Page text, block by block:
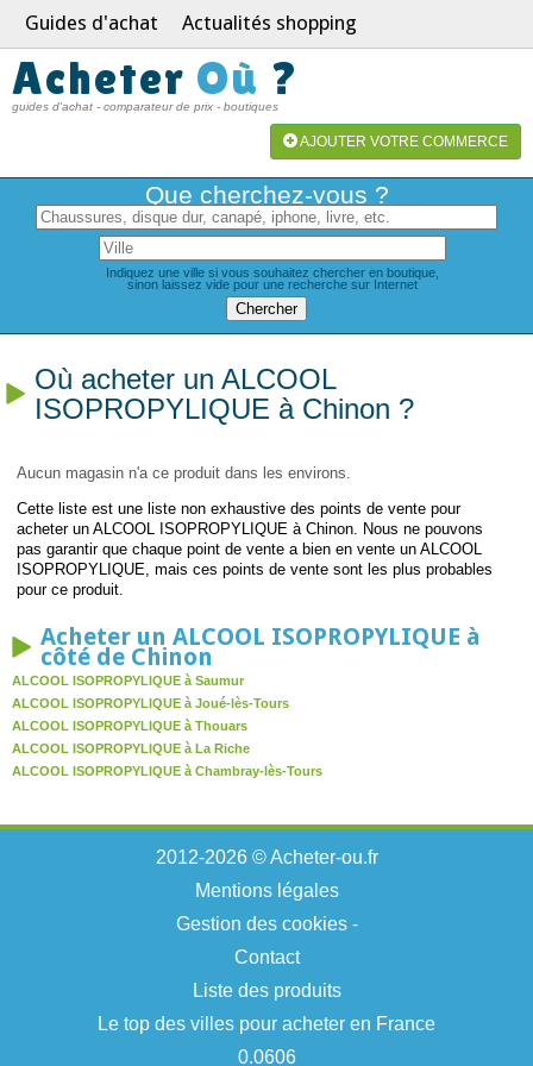
Guides d'achat Actualités shopping
Acheter Où ?
guides d'achat - comparateur de prix - boutiques
AJOUTER VOTRE COMMERCE
Que cherchez-vous ?
Indiquez une ville si vous souhaitez chercher en boutique,
sinon laissez vide pour une recherche sur Internet
Où acheter un ALCOOL
ISOPROPYLIQUE à Chinon ?
Aucun magasin n'a ce produit dans les environs.
Cette liste est une liste non exhaustive des points de vente pour
acheter un ALCOOL ISOPROPYLIQUE à Chinon. Nous ne pouvons
pas garantir que chaque point de vente a bien en vente un ALCOOL
ISOPROPYLIQUE, mais ces points de vente sont les plus probables
pour ce produit.
Acheter un ALCOOL ISOPROPYLIQUE à
côté de Chinon
ALCOOL ISOPROPYLIQUE à Saumur
ALCOOL ISOPROPYLIQUE à Joué-lès-Tours
ALCOOL ISOPROPYLIQUE à Thouars
ALCOOL ISOPROPYLIQUE à La Riche
ALCOOL ISOPROPYLIQUE à Chambray-lès-Tours
2012-2026 © Acheter-ou.fr
Mentions légales
Gestion des cookies-
Contact
Liste des produits
Le top des villes pour acheter en France
0.0606